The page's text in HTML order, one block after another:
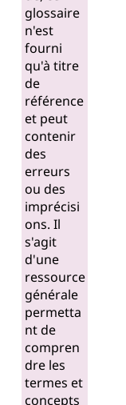
glossaire
n'est
fourni
qu'à titre
de
référence
et peut
contenir
des
erreurs
ou des
imprécisi
ons. Il
s'agit
d'une
ressource
générale
permetta
nt de
compren
dre les
termes et
concepts